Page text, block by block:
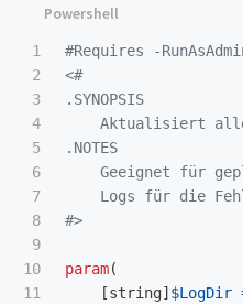
1
2
3
4
5
6
7
8
9
10
11
#Requires -
.SYNOPSIS
.NOTES
Geeignet für
Logs für die
#>
param(
[string] $LogDir